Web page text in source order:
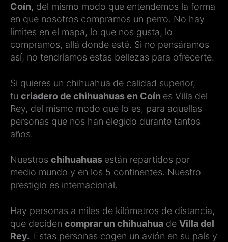
Coín, del mismo modo que entendemos la forma
en que nosotros compramos un perro. No hay
límites en el mapa, lo que nos gusta, lo
compramos, allá donde esté. Si no pensáramos
así, no tendríamos estas bellezas para ofrecerte.
Si quieres un chihuahua de calidad superior,
tu criadero de chihuahuas en Coín es Villa del
Rey, del mismo modo que lo es, para aquellas
personas que nos han elegido durante tantos
años.
Nuestros chihuahuas están repartidos por
medio mundo y en los 5 continentes. Nuestro
prestigio es internacional.
Hay personas a miles de kilómetros de distancia,
que deciden comprar un chihuahua de Villa del
Rey. Estas personas cogen un avión en su país y